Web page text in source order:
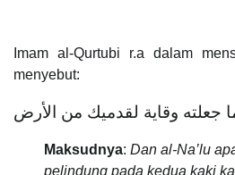
Imam al-Qurtubi r.a dalam
menyebut:
جعلته وقاية لقدميك من الأرض
Maksudnya: Dan al-Na’lu
pelindung pada kedua kaki